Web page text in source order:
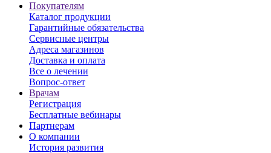
Покупателям
Каталог продукции
Гарантийные обязательства
Сервисные центры
Адреса магазинов
Доставка и оплата
Все о лечении
Вопрос-ответ
Врачам
Регистрация
Бесплатные вебинары
Партнерам
О компании
История развития